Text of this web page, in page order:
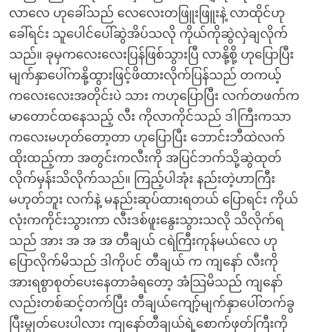
လာလေ ဟုခေါ်သည် လေလေးတဖြူးဖြူးနဲ့ လာထိုင်ဟု
ခေါ်ရင်း သူပေါင်ပေါ်ဆွဲအိပ်သလို ကိုယ်ကိုဆွဲလှဲချလိုက်
သည်။ ခုမှကလေးလေးပြန်ဖြစ်သွားပြီ လာနို့စို့ ဟုပြောပြီး
မျက်နှာပေါ်ကနို့ထွားဖြင့်ဖိထားလိုက်ပြန်သည် တကယ့်
ကလေးလေးအတိုင်းပဲ သား ကဟုပြောပြီး လက်တဖက်က
မာတောင်ထနေသည့် လီး ကိုလာကိုင်သည် ဒါကြီးကသာ
ကလေးမဟုတ်တော့တာ ဟုပြောပြီး ဘောင်းဘီထဲလက်
ထိုးထည့်ကာ အတွင်းကလီးကို အပြင်ဘက်သို့ဆွဲထုတ်
လိုက်မှန်းသိလိုက်သည်။ ကြည့်ပါအုံး နည်းတဲ့ဟာကြီး
မဟုတ်ဘူး လက်နဲ့ မနည်းဆုပ်ထားရတယ် ပြောရင်း ကိုယ်
လုံးကကိုင်းသွားကာ လီးဒစ်ဖူးနွေးသွားသလို သိလိုက်ရ
သည် အား အ အ အ တီချယ် ငရဲကြီးကုန်မယ်လေ ဟု
ပြောလိုက်မိသည် ဒါကိုပင် တီချယ် က ကျနော် လီးကို
အားရစွာစုတ်ပေးနေတာခံရတော့ အံသြမိသည် ကျနော်
လည်းတစ်ဆင့်တက်ပြီး တီချယ်ကျော့်မျက်နှာပေါ်တက်ခွ
ပြီးမွုတ်ပေးပါလား ကျနော်တီချယ်ရဲ့စောက်ဖုတ်ကြီးကို